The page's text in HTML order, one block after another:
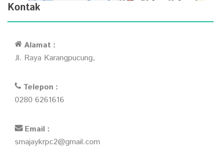
Kontak
Alamat :
Jl. Raya Karangpucung,
Telepon :
0280 6261616
Email :
smajaykrpc2@gmail.com